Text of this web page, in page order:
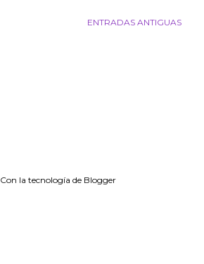
ENTRADAS ANTIGUAS
Con la tecnología de Blogger